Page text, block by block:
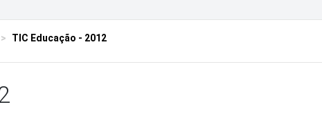
TIC Educação - 2012